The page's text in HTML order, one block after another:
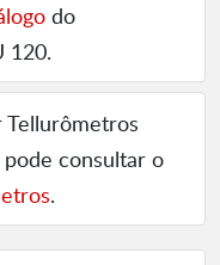
do
120.
Tellurômetros
consultar o
.